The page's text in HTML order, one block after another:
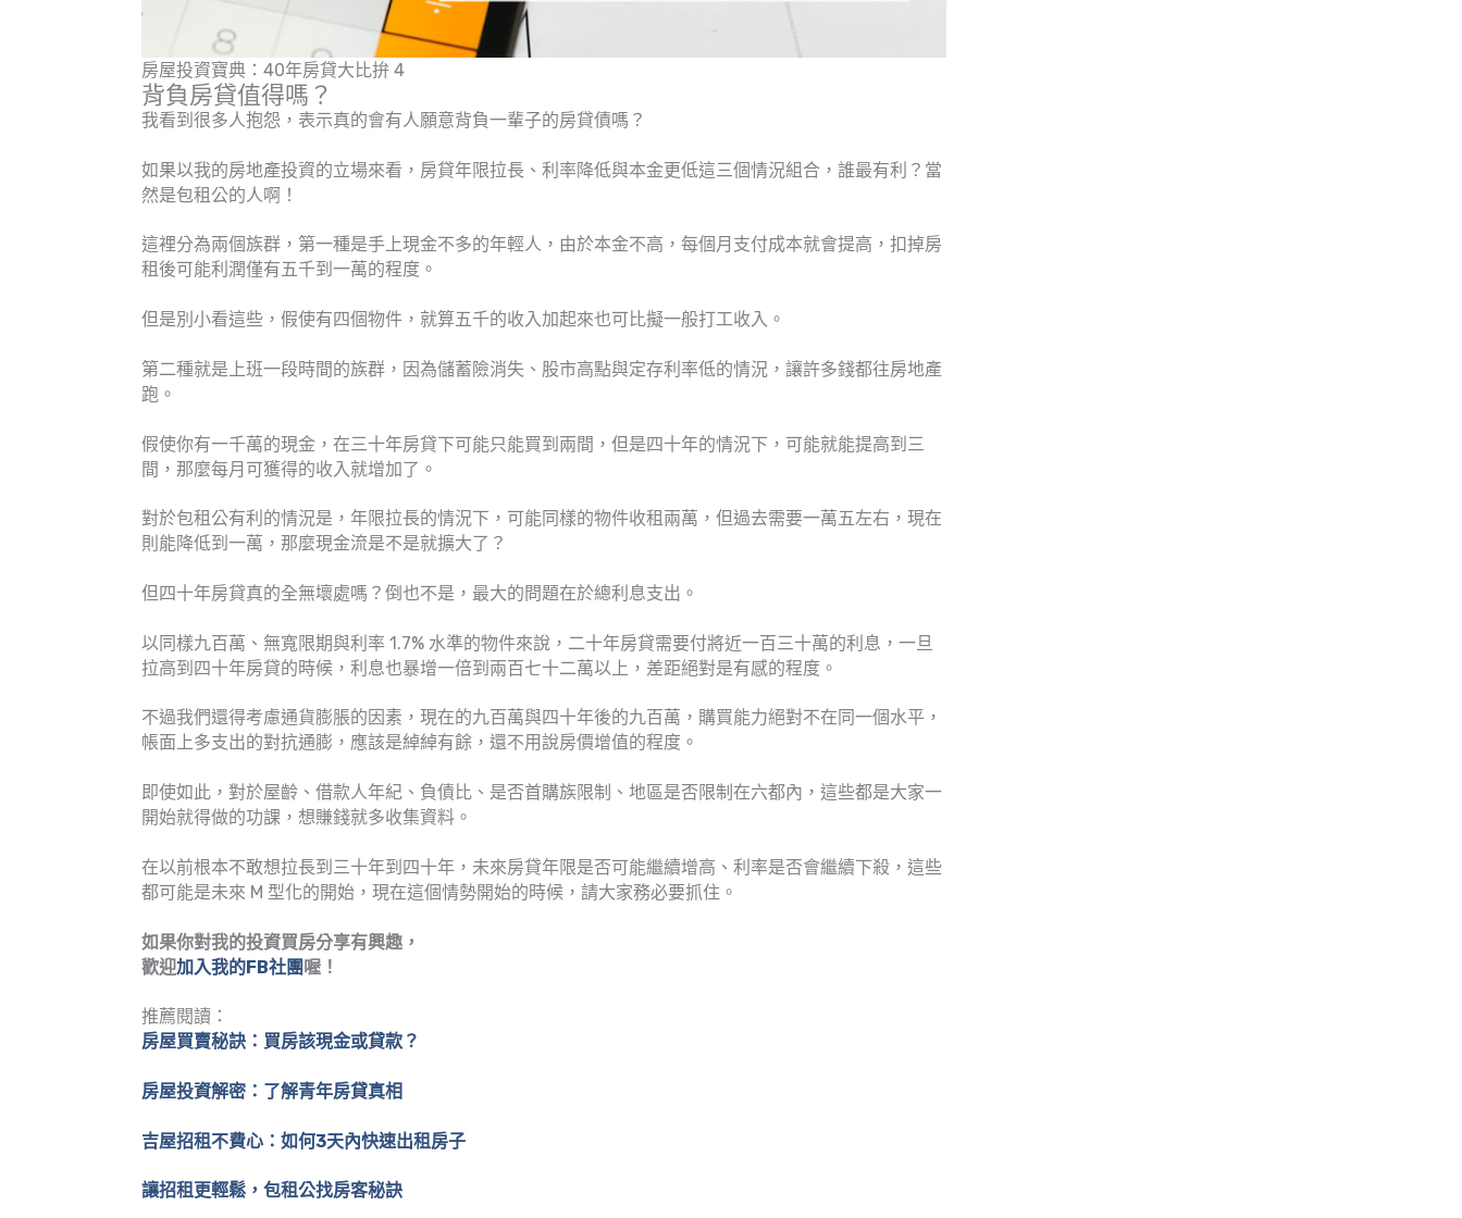
房屋投資寶典：40年房貸大比拚 4
背負房貸值得嗎？
我看到很多人抱怨，表示真的會有人願意背負一輩子的房貸債嗎？
如果以我的房地產投資的立場來看，房貸年限拉長、利率降低與本金更低這三個情況組合，誰最有利？當
然是包租公的人啊！
這裡分為兩個族群，第一種是手上現金不多的年輕人，由於本金不高，每個月支付成本就會提高，扣掉房
租後可能利潤僅有五千到一萬的程度。
但是別小看這些，假使有四個物件，就算五千的收入加起來也可比擬一般打工收入。
第二種就是上班一段時間的族群，因為儲蓄險消失、股市高點與定存利率低的情況，讓許多錢都往房地產
跑。
假使你有一千萬的現金，在三十年房貸下可能只能買到兩間，但是四十年的情況下，可能就能提高到三
間，那麼每月可獲得的收入就增加了。
對於包租公有利的情況是，年限拉長的情況下，可能同樣的物件收租兩萬，但過去需要一萬五左右，現在
則能降低到一萬，那麼現金流是不是就擴大了？
但四十年房貸真的全無壞處嗎？倒也不是，最大的問題在於總利息支出。
以同樣九百萬、無寬限期與利率 1.7% 水準的物件來說，二十年房貸需要付將近一百三十萬的利息，一旦
拉高到四十年房貸的時候，利息也暴增一倍到兩百七十二萬以上，差距絕對是有感的程度。
不過我們還得考慮通貨膨脹的因素，現在的九百萬與四十年後的九百萬，購買能力絕對不在同一個水平，
帳面上多支出的對抗通膨，應該是綽綽有餘，還不用說房價增值的程度。
即使如此，對於屋齡、借款人年紀、負債比、是否首購族限制、地區是否限制在六都內，這些都是大家一
開始就得做的功課，想賺錢就多收集資料。
在以前根本不敢想拉長到三十年到四十年，未來房貸年限是否可能繼續增高、利率是否會繼續下殺，這些
都可能是未來 M 型化的開始，現在這個情勢開始的時候，請大家務必要抓住。
如果你對我的投資買房分享有興趣，
歡迎加入我的FB社團喔！
推薦閱讀：
房屋買賣秘訣：買房該現金或貸款？
房屋投資解密：了解青年房貸真相
吉屋招租不費心：如何3天內快速出租房子
讓招租更輕鬆，包租公找房客秘訣